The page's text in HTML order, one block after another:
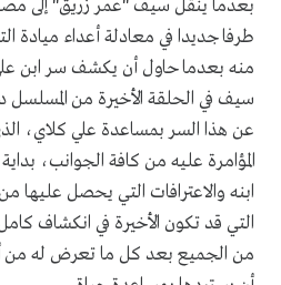
بعدما ينقل سيف "عمر زريق" إلى
طرفا جديدا في معادلة أعداء ميادة
منه بعدما حاول أن يكشف سر ابن
سيف في الحلقة الأخيرة من المسلسل
عن هذا السر بمساعدة علي كلاي،
المؤامرة عليه من كافة الجوانب،
ابنه والاعترافات التي يحصل عليها
التي قد تكون الأخيرة في انكشاف كامل
من الجميع بعد كل ما تعرض له من